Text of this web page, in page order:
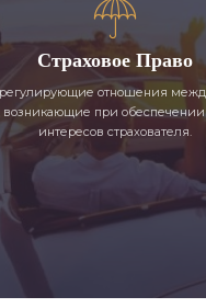
Страховое Право
отношения
возникающие при обеспечении
интересов страхователя.